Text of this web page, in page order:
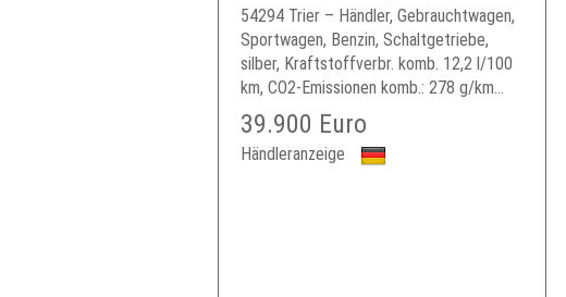
54294 Trier – Händler, Gebrauchtwagen,
Sportwagen, Benzin, Schaltgetriebe,
silber, Kraftstoffverbr. komb. 12,2 l/100
km, CO2-Emissionen komb.: 278 g/km...
39.900 Euro
Händleranzeige